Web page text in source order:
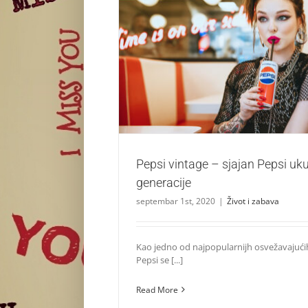
Pepsi vintage – sjajan Pepsi ukus za
Život i zabava
Pepsi vintage – sjajan Pepsi
generacije
septembar 1st, 2020 | Život i zabava
Kao jedno od najpopularnijh
Pepsi se [...]
Read More